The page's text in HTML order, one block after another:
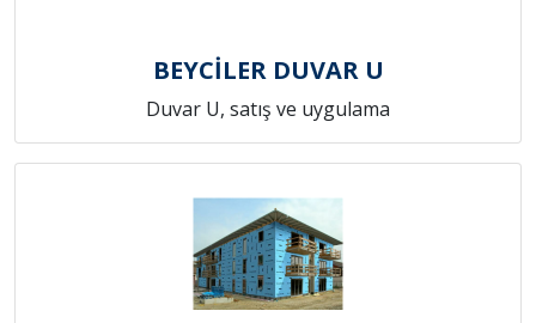
BEYCİLER DUVAR U
Duvar U, satış ve uygulama